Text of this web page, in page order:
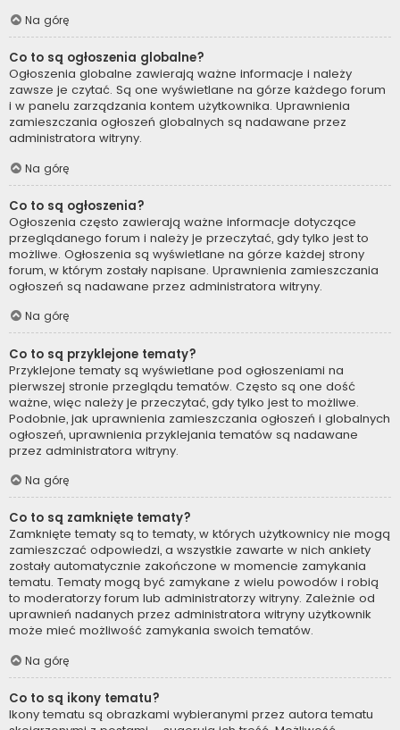
Na górę
Co to są ogłoszenia globalne?
Ogłoszenia globalne zawierają ważne informacje i należy
zawsze je czytać. Są one wyświetlane na górze każdego forum
i w panelu zarządzania kontem użytkownika. Uprawnienia
zamieszczania ogłoszeń globalnych są nadawane przez
administratora witryny.
Na górę
Co to są ogłoszenia?
Ogłoszenia często zawierają ważne informacje dotyczące
przeglądanego forum i należy je przeczytać, gdy tylko jest to
możliwe. Ogłoszenia są wyświetlane na górze każdej strony
forum, w którym zostały napisane. Uprawnienia zamieszczania
ogłoszeń są nadawane przez administratora witryny.
Na górę
Co to są przyklejone tematy?
Przyklejone tematy są wyświetlane pod ogłoszeniami na
pierwszej stronie przeglądu tematów. Często są one dość
ważne, więc należy je przeczytać, gdy tylko jest to możliwe.
Podobnie, jak uprawnienia zamieszczania ogłoszeń i globalnych
ogłoszeń, uprawnienia przyklejania tematów są nadawane
przez administratora witryny.
Na górę
Co to są zamknięte tematy?
Zamknięte tematy są to tematy, w których użytkownicy nie mogą
zamieszczać odpowiedzi, a wszystkie zawarte w nich ankiety
zostały automatycznie zakończone w momencie zamykania
tematu. Tematy mogą być zamykane z wielu powodów i robią
to moderatorzy forum lub administratorzy witryny. Zależnie od
uprawnień nadanych przez administratora witryny użytkownik
może mieć możliwość zamykania swoich tematów.
Na górę
Co to są ikony tematu?
Ikony tematu są obrazkami wybieranymi przez autora tematu